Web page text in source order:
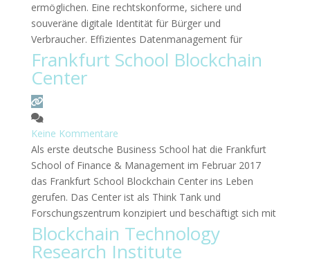
ermöglichen. Eine rechtskonforme, sichere und
souveräne digitale Identität für Bürger und
Verbraucher. Effizientes Datenmanagement für
Unternehmen und Verwaltungen.Weiterlesen …
Frankfurt School Blockchain
Center
Keine Kommentare
Als erste deutsche Business School hat die Frankfurt
School of Finance & Management im Februar 2017
das Frankfurt School Blockchain Center ins Leben
gerufen. Das Center ist als Think Tank und
Forschungszentrum konzipiert und beschäftigt sich mit
den Implikationen der Blockchain-Technologie für
Unternehmen und Wirtschaft. Zudem bietet das Center
eine Plattform zum Wissensaustausch für
Blockchain Technology
Research Institute